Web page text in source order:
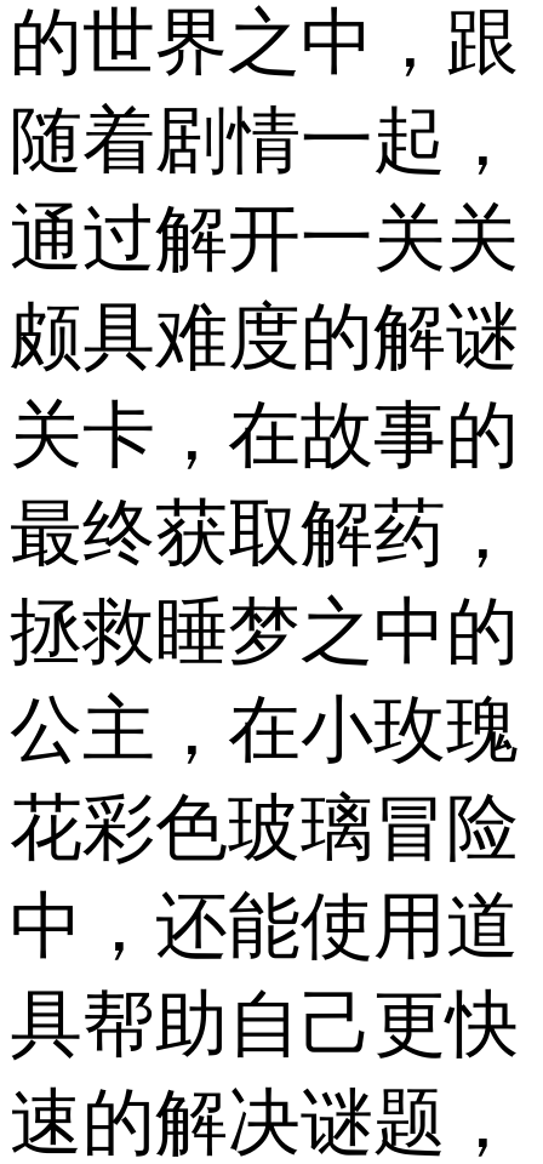
的世界之中，跟
随着剧情一起，
通过解开一关关
颇具难度的解谜
关卡，在故事的
最终获取解药，
拯救睡梦之中的
公主，在小玫瑰
花彩色玻璃冒险
中，还能使用道
具帮助自己更快
速的解决谜题，